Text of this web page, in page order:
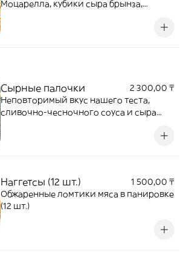
Моцарелла, кубики сыра брынза,
Сырные палочки
2 300,00 ₸
Неповторимый вкус нашего теста,
сливочно-чесночного соуса и сыра
Наггетсы (12 шт.)
1 500,00 ₸
Обжаренные ломтики мяса в панировке
(12 шт.)